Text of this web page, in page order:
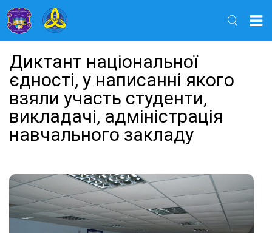
Диктант національної
єдності, у написанні якого
взяли участь студенти,
викладачі, адміністрація
навчального закладу